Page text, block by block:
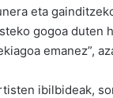
eta
gogoa duten
emanez”,
ibilbideak,